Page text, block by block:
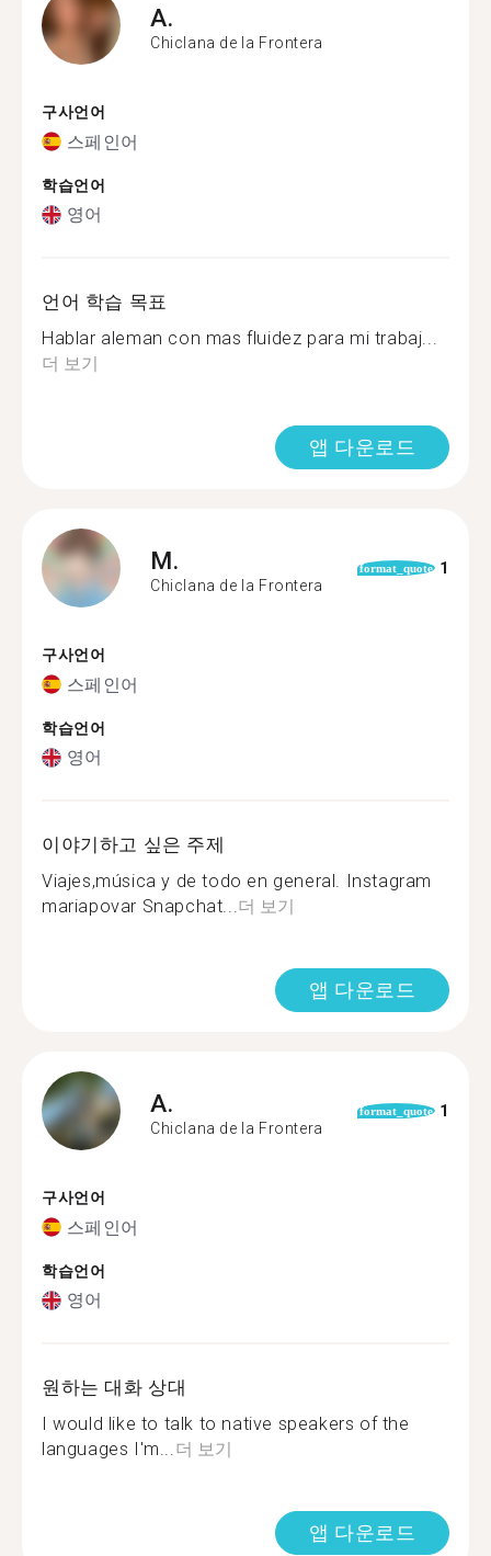
A.
Chiclana de la Frontera
구사언어
스페인어
학습언어
영어
언어 학습 목표
Hablar aleman con mas fluidez para mi trabaj...
더 보기
앱 다운로드
M.
Chiclana de la Frontera
format_quote 1
구사언어
스페인어
학습언어
영어
이야기하고 싶은 주제
Viajes,música y de todo en general. Instagram
mariapovar Snapchat...더 보기
앱 다운로드
A.
Chiclana de la Frontera
format_quote 1
구사언어
스페인어
학습언어
영어
원하는 대화 상대
I would like to talk to native speakers of the
languages I'm...더 보기
앱 다운로드